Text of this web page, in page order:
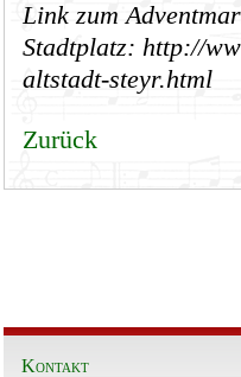
Link zum
Stadtplatz: http://
altstadt-steyr.html
Zurück
Kontakt